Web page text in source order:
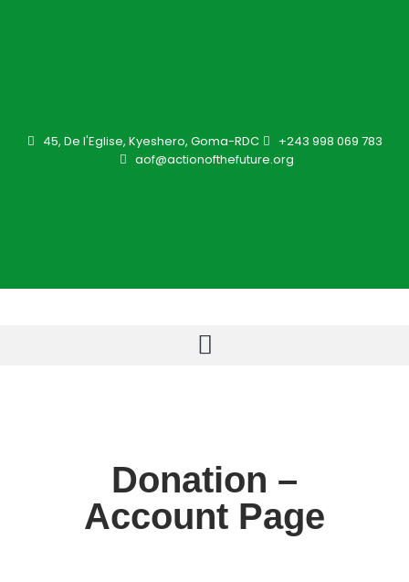
45, De l'Eglise, Kyeshero, Goma-RDC
+243 998 069 783
aof@actionofthefuture.org
Donation –
Account Page